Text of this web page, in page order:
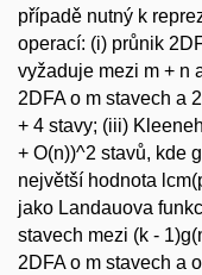
případě nutný k
operací: (i) průnik
vyžaduje mezi m + n
2DFA o m stavech a
+ 4 stavy; (iii)
+ O(n))^2 stavů, kde
největší hodnota
jako Landauova
stavech mezi (k -
2DFA o m stavech a